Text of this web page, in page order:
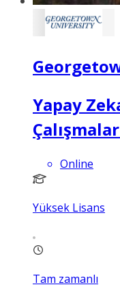
Yapay
Online
Yüksek Lisans
Tam zamanlı